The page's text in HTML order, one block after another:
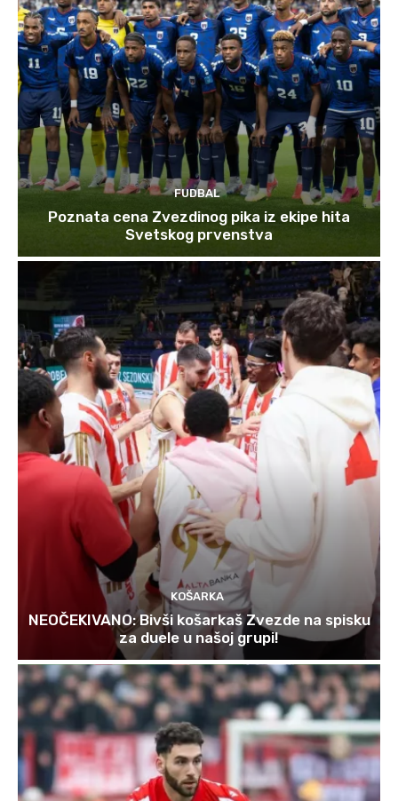
FUDBAL
Poznata cena Zvezdinog pika iz ekipe hita
Svetskog prvenstva
KOŠARKA
NEOČEKIVANO: Bivši košarkaš Zvezde na spisku
za duele u našoj grupi!